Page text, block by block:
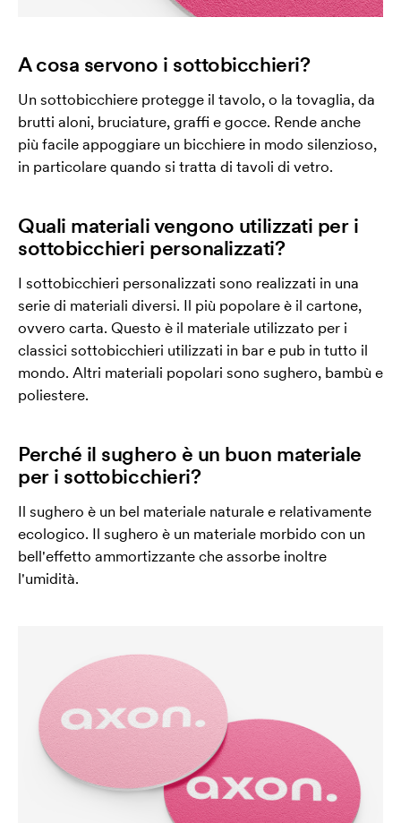
A cosa servono i sottobicchieri?
Un sottobicchiere protegge il tavolo, o la tovaglia, da
brutti aloni, bruciature, graffi e gocce. Rende anche
più facile appoggiare un bicchiere in modo silenzioso,
in particolare quando si tratta di tavoli di vetro.
Quali materiali vengono utilizzati per i
sottobicchieri personalizzati?
I sottobicchieri personalizzati sono realizzati in una
serie di materiali diversi. Il più popolare è il cartone,
ovvero carta. Questo è il materiale utilizzato per i
classici sottobicchieri utilizzati in bar e pub in tutto il
mondo. Altri materiali popolari sono sughero, bambù e
poliestere.
Perché il sughero è un buon materiale
per i sottobicchieri?
Il sughero è un bel materiale naturale e relativamente
ecologico. Il sughero è un materiale morbido con un
bell'effetto ammortizzante che assorbe inoltre
l'umidità.